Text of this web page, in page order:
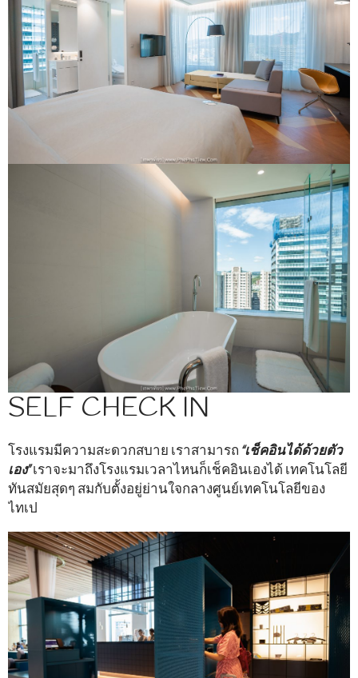
SELF CHECK IN
โรงแรมมีความสะดวกสบาย เราสามารถ “เช็คอินได้ด้วยตัว
เอง”เราจะมาถึงโรงแรมเวลาไหนก็เช็คอินเองได้ เทคโนโลยี
ทันสมัยสุดๆ สมกับตั้งอยู่ย่านใจกลางศูนย์เทคโนโลยีของ
ไทเป